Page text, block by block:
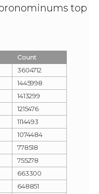
top
Count
3604712
1445998
1413299
1215476
1114493
1074484
778518
755278
663300
648851